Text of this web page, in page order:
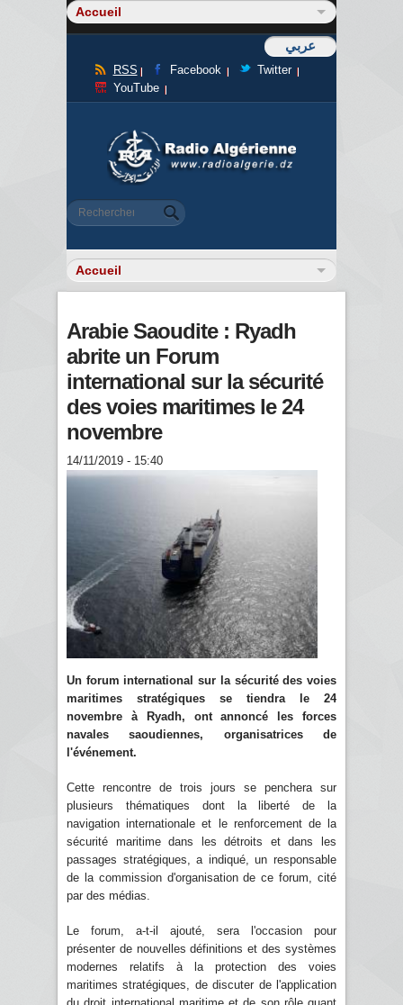
عربي
RSS Facebook
Twitter
YouTube
Formulaire de recherche
Rechercher
Arabie Saoudite : Ryadh
abrite un Forum
international sur la sécurité
des voies maritimes le 24
novembre
14/11/2019 - 15:40
Un forum international sur la sécurité des voies
maritimes stratégiques se tiendra le 24
novembre à Ryadh, ont annoncé les forces
navales saoudiennes, organisatrices de
l'événement.
Cette rencontre de trois jours se penchera sur
plusieurs thématiques dont la liberté de la
navigation internationale et le renforcement de la
sécurité maritime dans les détroits et dans les
passages stratégiques, a indiqué, un responsable
de la commission d'organisation de ce forum, cité
par des médias.
Le forum, a-t-il ajouté, sera l'occasion pour
présenter de nouvelles définitions et des systèmes
modernes relatifs à la protection des voies
maritimes stratégiques, de discuter de l'application